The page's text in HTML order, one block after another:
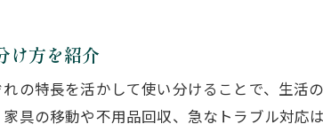
け方を紹介
の特長を活かして使い分けることで、生
具の移動や不用品回収、急なトラブル対応